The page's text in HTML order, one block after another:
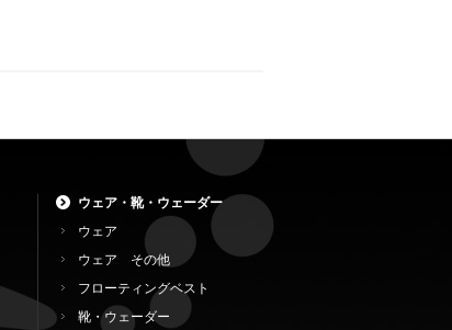
ウェア・靴・ウェーダー
ウェア
ウェア その他
フローティングベスト
靴・ウェーダー